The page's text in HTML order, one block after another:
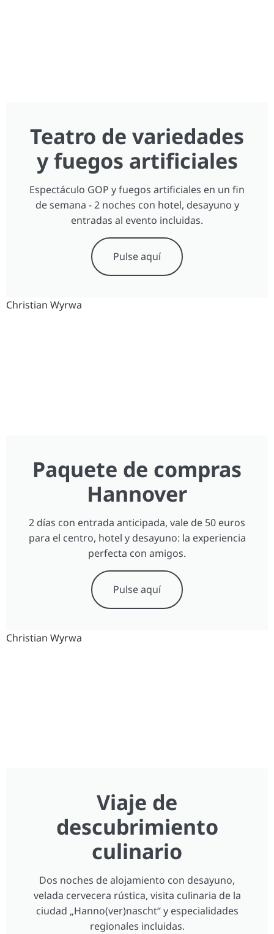
Teatro de variedades
y fuegos artificiales
Espectáculo GOP y fuegos artificiales en un fin
de semana - 2 noches con hotel, desayuno y
entradas al evento incluidas.
Pulse aquí
Christian Wyrwa
Paquete de compras
Hannover
2 días con entrada anticipada, vale de 50 euros
para el centro, hotel y desayuno: la experiencia
perfecta con amigos.
Pulse aquí
Christian Wyrwa
Viaje de
descubrimiento
culinario
Dos noches de alojamiento con desayuno,
velada cervecera rústica, visita culinaria de la
ciudad „Hanno(ver)nascht“ y especialidades
regionales incluidas.